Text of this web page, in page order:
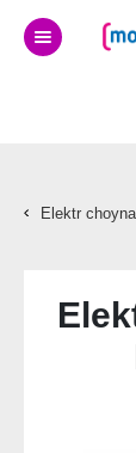
Elektr